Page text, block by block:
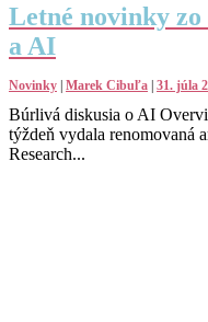
Letné novinky
a AI
Novinky | Marek Cibuľa | 31. júla
Búrlivá diskusia o AI
týždeň vydala renomovaná
Research...